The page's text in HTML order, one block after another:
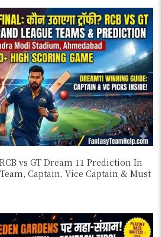
vs GT Dream 11 Prediction In
Captain, Vice Captain & Must